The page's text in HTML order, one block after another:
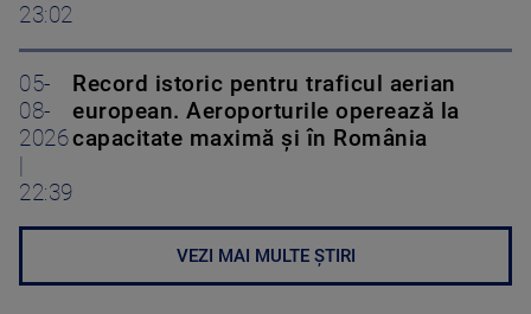
23:02
05-
08-
2026
22:39
Record istoric pentru traficul aerian
european. Aeroporturile operează la
capacitate maximă și în România
VEZI MAI MULTE ȘTIRI